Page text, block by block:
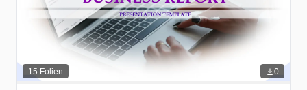
15 Folien 0